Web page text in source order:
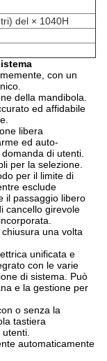
del × 1040H
con un
della mandibola.
ed affidabile
libera
ed auto-
di utenti.
per la selezione.
per il limite di
esclude
il passaggio libero
cancello girevole
una volta
unificata e
con le varie
di sistema. Può
e la gestione per
o senza la
tastiera
automaticamente